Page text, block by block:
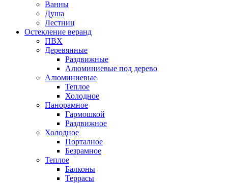
Ванны
Душа
Лестниц
Остекление веранд
ПВХ
Деревянные
Раздвижные
Алюминиевые под дерево
Алюминиевые
Теплое
Холодное
Панорамное
Гармошкой
Раздвижное
Холодное
Порталное
Безрамное
Теплое
Балконы
Террасы